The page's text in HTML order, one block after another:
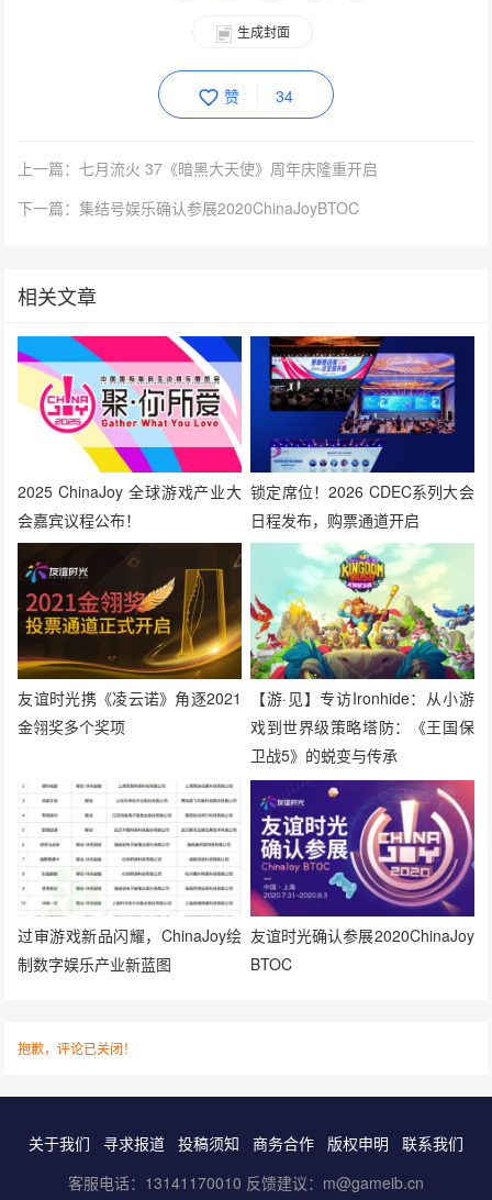
生成封面
赞 34
上一篇：七月流火 37《暗黑大天使》周年庆隆重开启
下一篇：集结号娱乐确认参展2020ChinaJoyBTOC
相关文章
2025 ChinaJoy 全球游戏产业大
会嘉宾议程公布！
锁定席位！2026 CDEC系列大会
日程发布，购票通道开启
友谊时光携《凌云诺》角逐2021
金翎奖多个奖项
【游·见】专访Ironhide：从小游
戏到世界级策略塔防：《王国保
卫战5》的蜕变与传承
过审游戏新品闪耀，ChinaJoy绘
制数字娱乐产业新蓝图
友谊时光确认参展2020ChinaJoy
BTOC
抱歉，评论已关闭！
关于我们 寻求报道 投稿须知 商务合作 版权申明
联系我们
客服电话：13141170010 反馈建议：m@gameib.cn